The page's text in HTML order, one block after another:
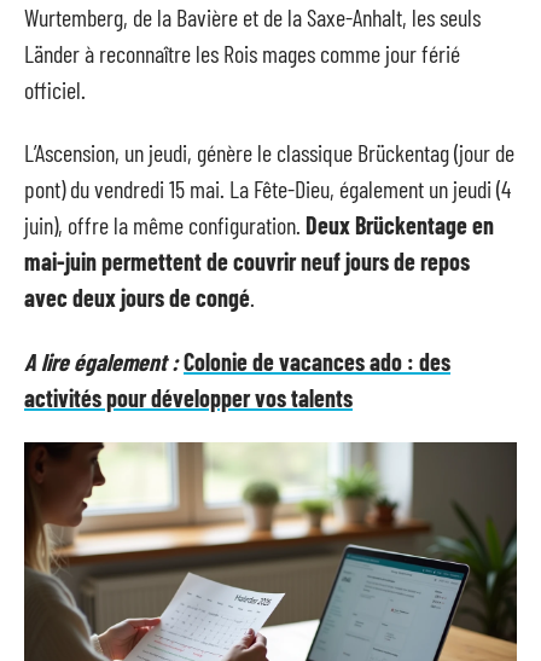
Wurtemberg, de la Bavière et de la Saxe-Anhalt, les seuls
Länder à reconnaître les Rois mages comme jour férié
officiel.
L’Ascension, un jeudi, génère le classique Brückentag (jour de
pont) du vendredi 15 mai. La Fête-Dieu, également un jeudi (4
juin), offre la même configuration. Deux Brückentage en
mai-juin permettent de couvrir neuf jours de repos
avec deux jours de congé.
A lire également :Colonie de vacances ado : des
activités pour développer vos talents